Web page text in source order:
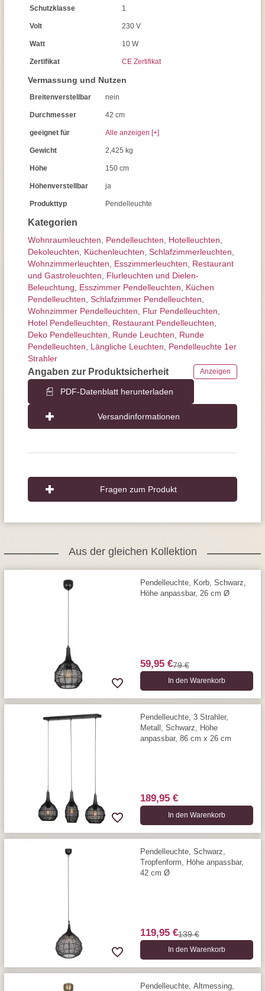
Kategorien
Wohnraum­leuchten Pendel­leuchten Hotelleuchten
Dekoleuchten
Küchenleuchten Schlafzimmer­leuchten
Wohnzimmer­leuchten
Esszimmer­­leuchten
Restaurant
und Gastroleuchten
Flurleuchten und Dielen-
Beleuchtung
Esszimmer Pendelleuchten
Küchen
Pendelleuchten Schlafzimmer Pendelleuchten
Wohnzimmer Pendelleuchten
Flur Pendelleuchten
Hotel Pendelleuchten
Restaurant Pendelleuchten
Deko Pendelleuchten
Runde Leuchten
Runde
Pendelleuchten
Längliche Leuchten
Pendelleuchte 1er
Strahler
Angaben zur Produktsicherheit Anzeigen
PDF-Datenblatt herunterladen
Versandinformationen
Schutzklasse 1
Volt 230 V
Watt 10 W
Zertifikat CE Zertifikat
Vermassung und Nutzen
Breitenverstellbar nein
Durchmesser 42 cm
geeignet für Alle anzeigen [+]
Gewicht 2,425 kg
Höhe 150 cm
Höhenverstellbar ja
Produkttyp Pendelleuchte
Fragen zum Produkt
Aus der gleichen Kollektion
Pendelleuchte, Korb, Schwarz,
Höhe anpassbar, 26 cm Ø
59,95 €79 €
In den Warenkorb
Pendelleuchte, 3 Strahler,
Metall, Schwarz, Höhe
anpassbar, 86 cm x 26 cm
189,95 €
In den Warenkorb
Pendelleuchte, Schwarz,
Tropfenform, Höhe anpassbar,
42 cm Ø
119,95 €139 €
In den Warenkorb
Pendelleuchte, Altmessing,